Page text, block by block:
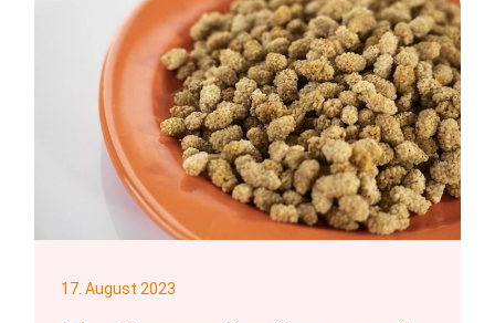
17. August 2023